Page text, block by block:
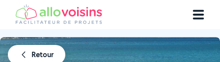
Retour